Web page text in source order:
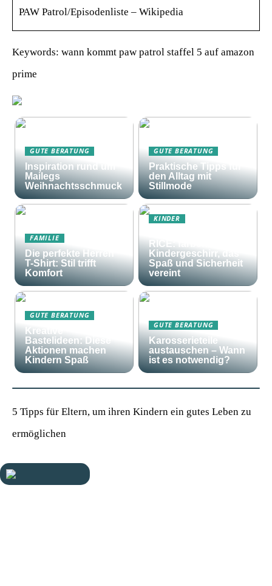
PAW Patrol/Episodenliste – Wikipedia
Keywords: wann kommt paw patrol staffel 5 auf amazon
prime
GUTE BERATUNG
Inspiration rund um
Mailegs
Weihnachtsschmuck
GUTE BERATUNG
Praktische Tipps für
den Alltag mit
Stillmode
FAMILIE
Die perfekte Herren
T-Shirt: Stil trifft
Komfort
KINDER
RICE: farbenfrohes
Kindergeschirr, das
Spaß und Sicherheit
vereint
GUTE BERATUNG
Kreative
Bastelideen: Diese
Aktionen machen
Kindern Spaß
GUTE BERATUNG
Karosserieteile
austauschen – Wann
ist es notwendig?
5 Tipps für Eltern, um ihren Kindern ein gutes Leben zu
ermöglichen